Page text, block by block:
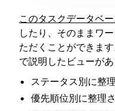
このタスクデータベー
したり、そのままワ
ただくことができま
で説明したビューが
ステータス別に整
優先順位別に整理